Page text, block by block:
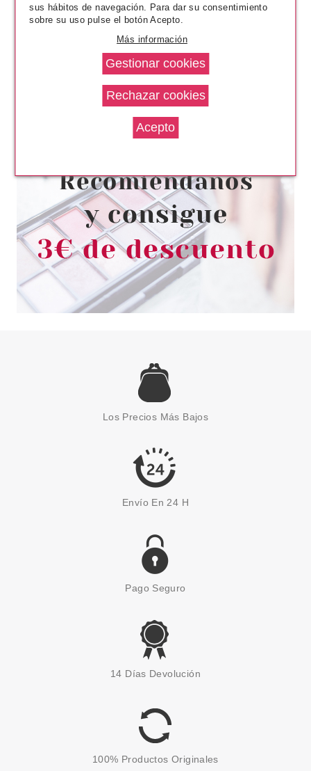
Los Precios Más Bajos
Envío En 24 H
Pago Seguro
14 Días Devolución
100% Productos Originales
sus hábitos de navegación. Para dar su consentimiento
sobre su uso pulse el botón Acepto.
Más información